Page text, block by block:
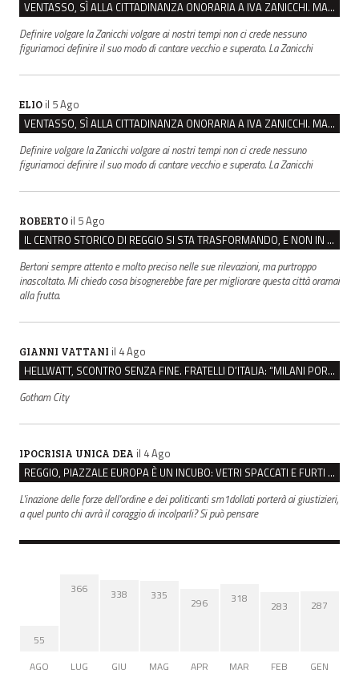
VENTASSO, SÌ ALLA CITTADINANZA ONORARIA A IVA ZANICCHI. MA BARGIACCHI: “È DI PESSIMO GUSTO”
Definire volgare la Zanicchi volgare ai nostri tempi non ci crede nessuno
figuriamoci definire il suo modo di cantare vecchio e superato. La Zanicchi
ELIO il 5 Ago
VENTASSO, SÌ ALLA CITTADINANZA ONORARIA A IVA ZANICCHI. MA BARGIACCHI: “È DI PESSIMO GUSTO”
Definire volgare la Zanicchi volgare ai nostri tempi non ci crede nessuno
figuriamoci definire il suo modo di cantare vecchio e superato. La Zanicchi
ROBERTO il 5 Ago
IL CENTRO STORICO DI REGGIO SI STA TRASFORMANDO, E NON IN MEGLIO
Bertoni sempre attento e molto preciso nelle sue rilevazioni, ma purtroppo
inascoltato. Mi chiedo cosa bisognerebbe fare per migliorare questa città oramai
alla frutta.
GIANNI VATTANI il 4 Ago
HELLWATT, SCONTRO SENZA FINE. FRATELLI D’ITALIA: “MILANI PORTA DOCUMENTI, DE FRANCO INSULTI”
Gotham City
IPOCRISIA UNICA DEA il 4 Ago
REGGIO, PIAZZALE EUROPA È UN INCUBO: VETRI SPACCATI E FURTI SULLE AUTO IN SOSTA
L'inazione delle forze dell'ordine e dei politicanti sm1dollati porterà ai giustizieri,
a quel punto chi avrà il coraggio di incolparli? Si può pensare
55
AGO
366
LUG
338
GIU
335
MAG
296
APR
318
MAR
283
FEB
287
GEN